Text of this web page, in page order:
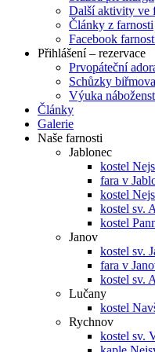
Další aktivity ve
Články z farnosti
Facebook
Přihlášení – rezervace
Prvopáteční
Schůzky
Výuka
Články
Galerie
Naše farnosti
Jablonec
kostel
fara v
kostel
kostel sv.
kostel
Janov
kostel sv.
fara v
kostel sv.
Lučany
kostel
Rychnov
kostel sv.